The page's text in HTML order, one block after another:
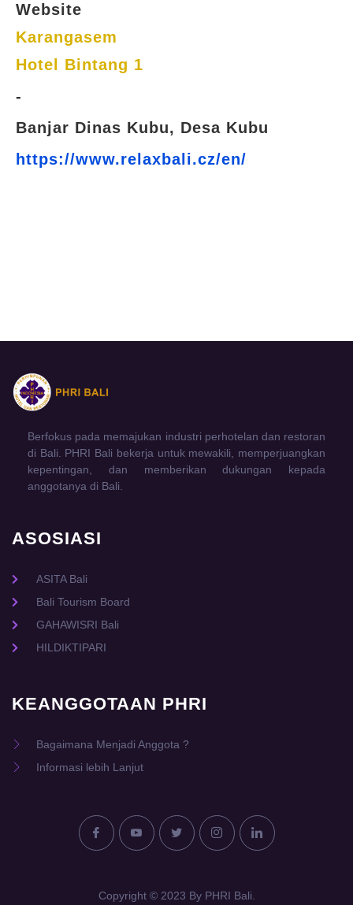
Website
Karangasem
Hotel Bintang 1
-
Banjar Dinas Kubu, Desa Kubu
https://www.relaxbali.cz/en/
Berfokus pada memajukan industri perhotelan dan restoran
di Bali. PHRI Bali bekerja untuk mewakili, memperjuangkan
kepentingan, dan memberikan dukungan kepada
anggotanya di Bali.
ASOSIASI
ASITA Bali
Bali Tourism Board
GAHAWISRI Bali
HILDIKTIPARI
KEANGGOTAAN PHRI
Bagaimana Menjadi Anggota ?
Informasi lebih Lanjut
Copyright © 2023 By PHRI Bali.